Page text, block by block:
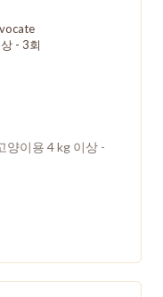
양이용 4 kg 이상 -